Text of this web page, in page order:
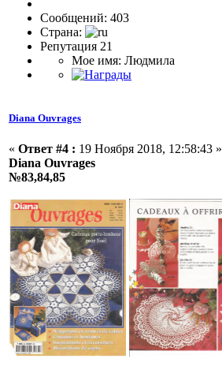
Сообщений: 403
Страна:
Репутация 21
Мое имя: Людмила
Diana Ouvrages
« Ответ #4 : 19 Ноября 2018, 12:58:43 »
Diana Ouvrages
№83,84,85